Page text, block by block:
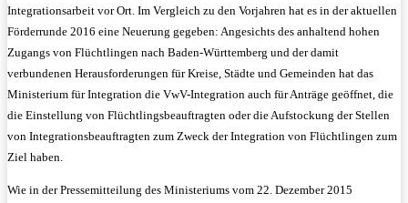
Integrationsarbeit vor Ort. Im Vergleich zu den Vorjahren hat es in der aktuellen
Förderrunde 2016 eine Neuerung gegeben: Angesichts des anhaltend hohen
Zugangs von Flüchtlingen nach Baden-Württemberg und der damit
verbundenen Herausforderungen für Kreise, Städte und Gemeinden hat das
Ministerium für Integration die VwV-Integration auch für Anträge geöffnet, die
die Einstellung von Flüchtlingsbeauftragten oder die Aufstockung der Stellen
von Integrationsbeauftragten zum Zweck der Integration von Flüchtlingen zum
Ziel haben.
Wie in der Pressemitteilung des Ministeriums vom 22. Dezember 2015